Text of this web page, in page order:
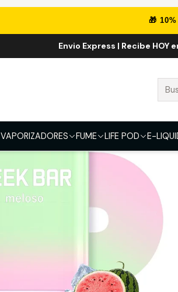
🎁
Envio Express | Recibe HOY
VAPORIZADORES FUME LIFE POD E-